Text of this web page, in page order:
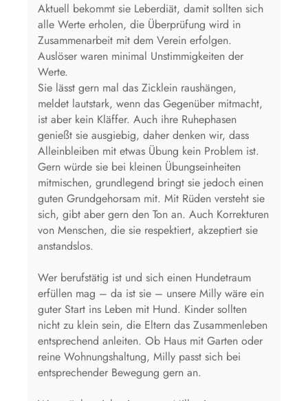
Aktuell bekommt sie Leberdiät, damit sollten sich
alle Werte erholen, die Überprüfung wird in
Zusammenarbeit mit dem Verein erfolgen.
Auslöser waren minimal Unstimmigkeiten der
Werte.
Sie lässt gern mal das Zicklein raushängen,
meldet lautstark, wenn das Gegenüber mitmacht,
ist aber kein Kläffer. Auch ihre Ruhephasen
genießt sie ausgiebig, daher denken wir, dass
Alleinbleiben mit etwas Übung kein Problem ist.
Gern würde sie bei kleinen Übungseinheiten
mitmischen, grundlegend bringt sie jedoch einen
guten Grundgehorsam mit. Mit Rüden versteht sie
sich, gibt aber gern den Ton an. Auch Korrekturen
von Menschen, die sie respektiert, akzeptiert sie
anstandslos.
Wer berufstätig ist und sich einen Hundetraum
erfüllen mag – da ist sie – unsere Milly wäre ein
guter Start ins Leben mit Hund. Kinder sollten
nicht zu klein sein, die Eltern das Zusammenleben
entsprechend anleiten. Ob Haus mit Garten oder
reine Wohnungshaltung, Milly passt sich bei
entsprechender Bewegung gern an.